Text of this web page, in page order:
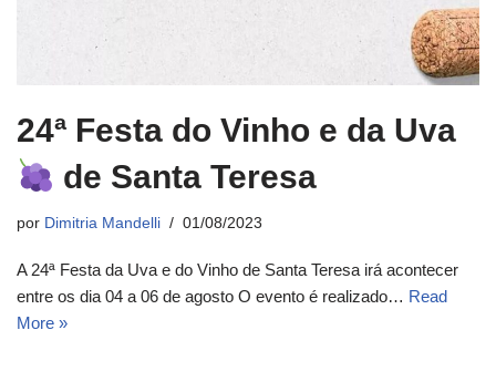
24ª Festa do Vinho e da Uva
de Santa Teresa
por Dimitria Mandelli 01/08/2023
A 24ª Festa da Uva e do Vinho de Santa Teresa irá acontecer
entre os dia 04 a 06 de agosto O evento é realizado… Read
More »